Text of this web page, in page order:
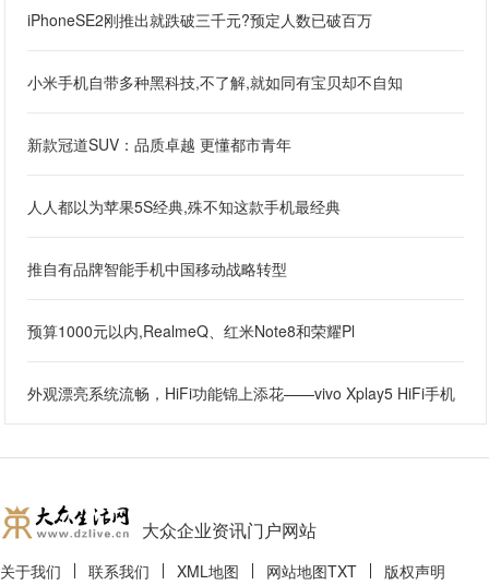
iPhoneSE2刚推出就跌破三千元?预定人数已破百万
小米手机自带多种黑科技,不了解,就如同有宝贝却不自知
新款冠道SUV：品质卓越 更懂都市青年
人人都以为苹果5S经典,殊不知这款手机最经典
推自有品牌智能手机中国移动战略转型
预算1000元以内,RealmeQ、红米Note8和荣耀Pl
外观漂亮系统流畅，HiFi功能锦上添花——vivo Xplay5 HiFi手机
大众企业资讯门户网站
关于我们 联系我们 XML地图 网站地图TXT 版权声明